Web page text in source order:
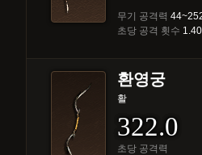
무기 공격력
초당 공격 횟수 1.40
환영궁
활
322.0
초당 공격력